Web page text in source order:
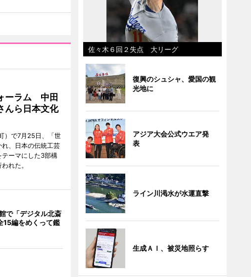
ーラム 中田
んら日本文化
）で7月25日、「世
、日本の伝統工芸
ーマにした3部構
れた。
で「デジタル北斎
編をめくって鑑
佐々木６回２失点 大リーグ
復興のシュシャ、愛国の観
光地に
アジア大会公式ウエア発
表
ライン川渇水が水運直撃
生成ＡＩ、被災地照らす